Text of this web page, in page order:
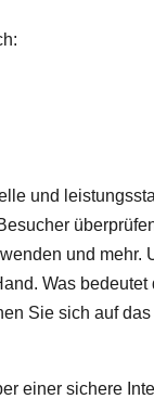
und
und
Was
Sie sich auf
einer sichere